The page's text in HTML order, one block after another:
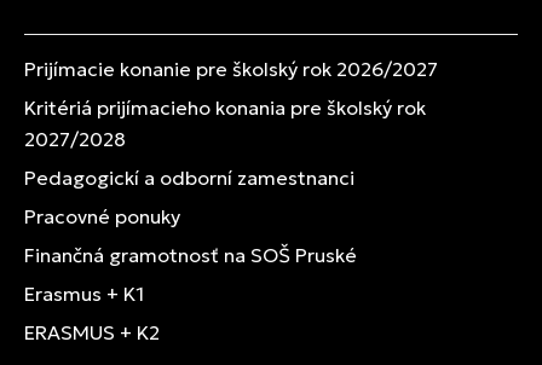
Prijímacie konanie pre školský rok 2026/2027
Kritériá prijímacieho konania pre školský rok
2027/2028
Pedagogickí a odborní zamestnanci
Pracovné ponuky
Finančná gramotnosť na SOŠ Pruské
Erasmus + K1
ERASMUS + K2